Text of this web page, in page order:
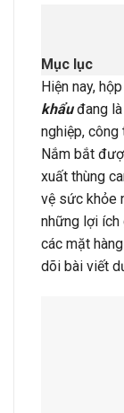
Mục lục
Hiện nay,
khẩuđang
nghiệp,
Nắm bắt
xuất thùng
vệ sức khỏe
những lợi ích
các mặt
dõi bài viết